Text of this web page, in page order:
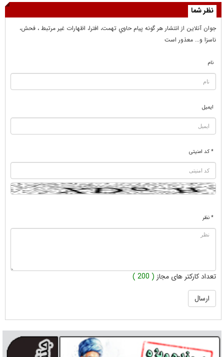
نظر شما
جوان آنلاين از انتشار هر گونه پيام حاوي تهمت، افترا، اظهارات غير مرتبط ، فحش،
ناسزا و... معذور است
نام
ایمیل
* کد امنیتی
* نظر
تعداد کارکتر های مجاز ( 200 )